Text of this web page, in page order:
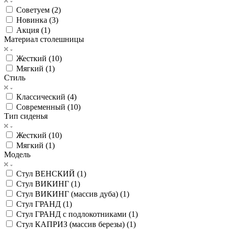
Советуем (2)
Новинка (3)
Акция (1)
Материал столешницы
Жесткий (10)
Мягкий (1)
Стиль
Классический (4)
Современный (10)
Тип сиденья
Жесткий (10)
Мягкий (1)
Модель
Стул ВЕНСКИЙ (1)
Стул ВИКИНГ (1)
Стул ВИКИНГ (массив дуба) (1)
Стул ГРАНД (1)
Стул ГРАНД с подлокотниками (1)
Стул КАПРИЗ (массив березы) (1)